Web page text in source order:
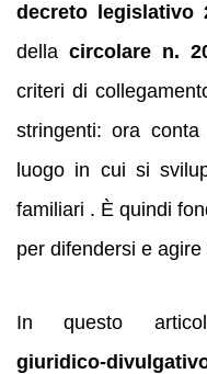
decreto legislativo
dellacircolare n.
criteri di
stringenti: ora
luogo in cui si
familiari . È quindi
per difendersi e
In questo